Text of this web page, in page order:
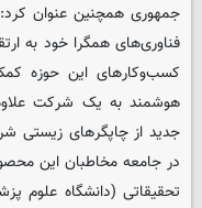
جمهوری همچنین عنوان
فناوری‌های همگرا خود به
کسب‌وکارهای این حوزه
هوشمند به یک شرکت
جدید از چاپگرهای زیستی
در جامعه مخاطبان این
تحقیقاتی (دانشگاه علوم